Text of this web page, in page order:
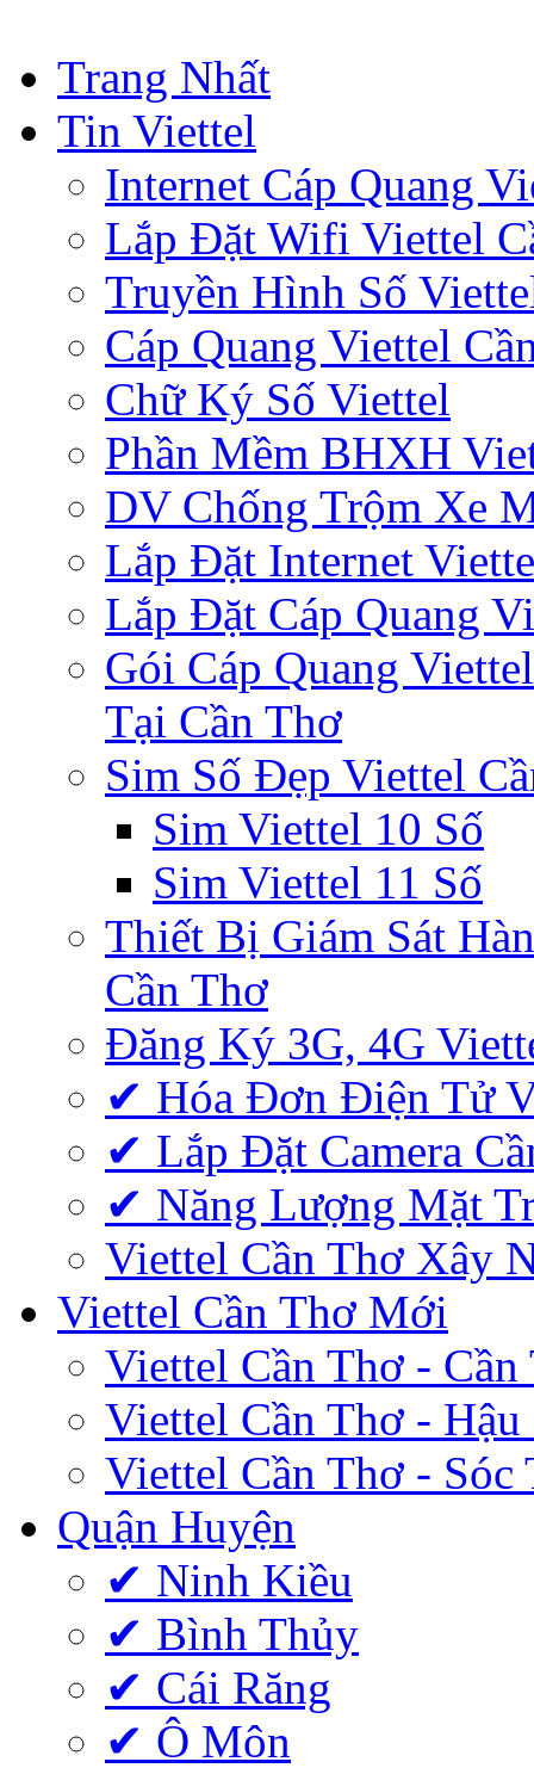
Trang Nhất
Tin Viettel
Internet Cáp Quang
Lắp Đặt Wifi Viettel
Truyền Hình Số
Cáp Quang Viettel
Chữ Ký Số Viettel
Phần Mềm BHXH
DV Chống Trộm Xe
Lắp Đặt Internet
Lắp Đặt Cáp Quang
Gói Cáp Quang
Tại Cần Thơ
Sim Số Đẹp Viettel
Sim Viettel 10 Số
Sim Viettel 11 Số
Thiết Bị Giám Sát
Cần Thơ
Đăng Ký 3G, 4G
✔‎ Hóa Đơn Điện Tử
✔‎ Lắp Đặt Camera
✔‎ Năng Lượng Mặt
Viettel Cần Thơ Xây
Viettel Cần Thơ Mới
Viettel Cần Thơ - Cần
Viettel Cần Thơ - Hậu
Viettel Cần Thơ - Sóc
Quận Huyện
✔ Ninh Kiều
✔ Bình Thủy
✔ Cái Răng
✔ Ô Môn